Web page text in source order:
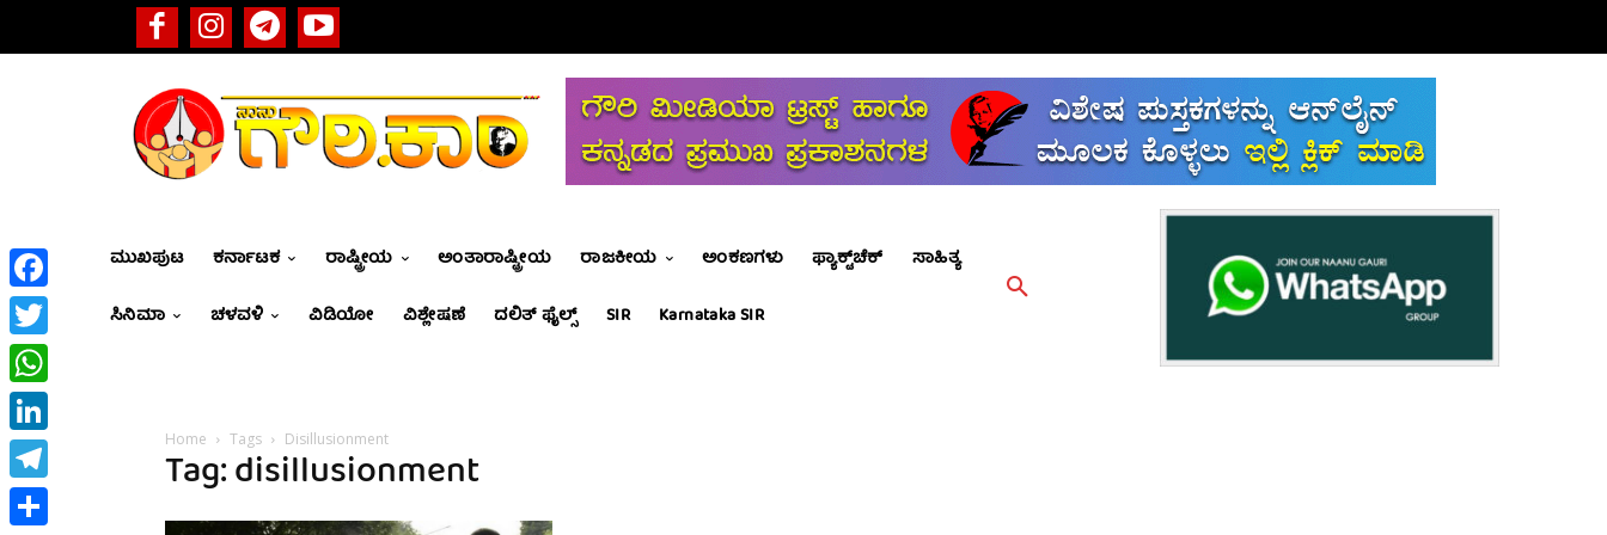
ಮುಖಪುಟ ಕರ್ನಾಟಕ ರಾಷ್ಟ್ರೀಯ ಅಂತಾರಾಷ್ಟ್ರೀಯ ರಾಜಕೀಯ ಅಂಕಣಗಳು ಫ್ಯಾಕ್ಟ್‌ಚೆಕ್
ಸಾಹಿತ್ಯ
ಸಿನಿಮಾ
ಚಳವಳಿ ವಿಡಿಯೋ ವಿಶ್ಲೇಷಣೆ ದಲಿತ್ ಫೈಲ್ಸ್ SIR Karnataka SIR
Home Tags Disillusionment
Tag: disillusionment
Facebook
Twitter
WhatsApp
LinkedIn
Telegram